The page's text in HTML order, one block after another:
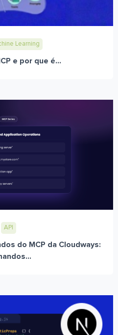
Learning
e por que é...
API
do MCP da Cloudways: